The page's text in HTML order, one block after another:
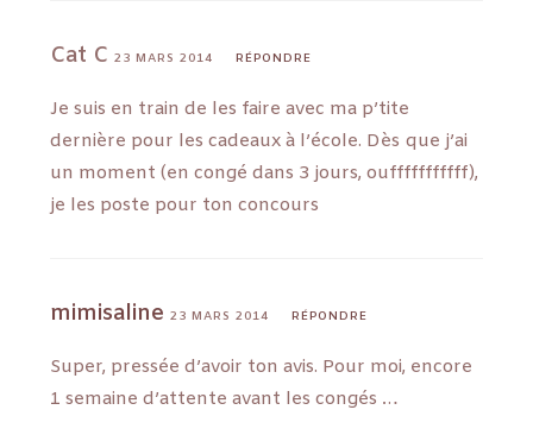
Cat C23 MARS 2014 RÉPONDRE
Je suis en train de les faire avec ma p’tite
dernière pour les cadeaux à l’école. Dès que j’ai
un moment (en congé dans 3 jours, oufffffffffff),
je les poste pour ton concours
mimisaline 23 MARS 2014 RÉPONDRE
Super, pressée d’avoir ton avis. Pour moi, encore
1 semaine d’attente avant les congés …